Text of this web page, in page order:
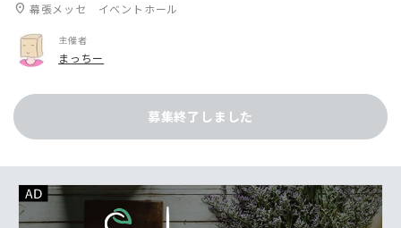
location_on 幕張メッセ イベントホール
主催者
まっちー
募集終了しました